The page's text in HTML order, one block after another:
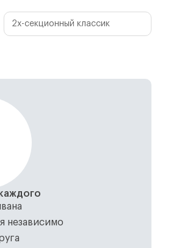
2х-секционный классик
независимо